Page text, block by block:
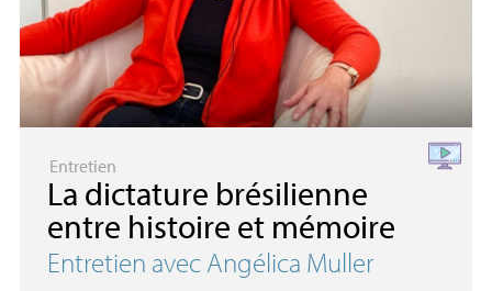
Entretien
La dictature brésilienne
entre histoire et mémoire
Entretien avec Angélica Muller